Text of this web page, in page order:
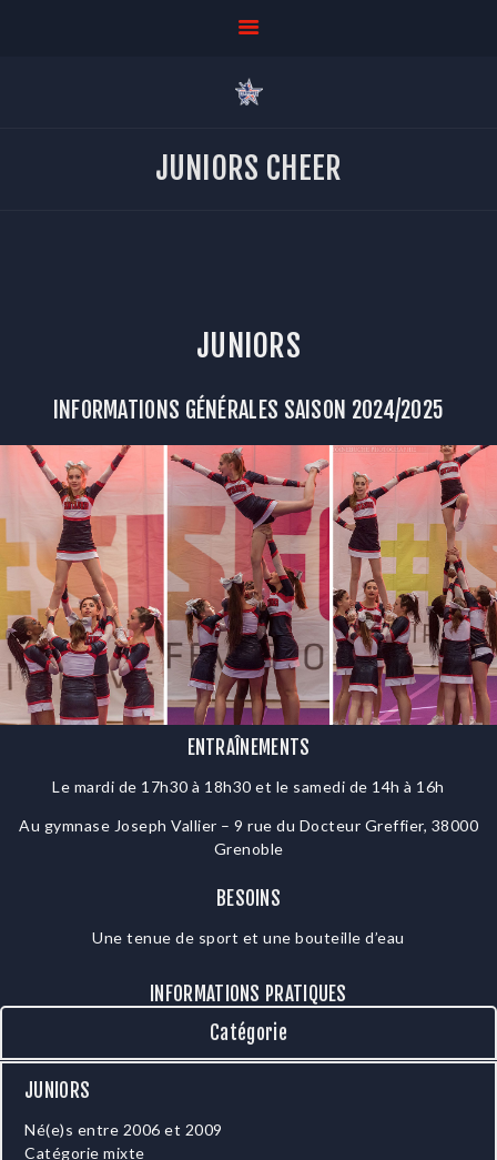
JUNIORS CHEER
Nos disciplines
Supporter
Contact
JUNIORS
INFORMATIONS GÉNÉRALES SAISON 2024/2025
ENTRAÎNEMENTS
Le mardi de 17h30 à 18h30 et le samedi de 14h à 16h
Au gymnase Joseph Vallier – 9 rue du Docteur Greffier, 38000
Grenoble
BESOINS
Une tenue de sport et une bouteille d’eau
INFORMATIONS PRATIQUES
Catégorie
JUNIORS
Né(e)s entre 2006 et 2009
Catégorie mixte